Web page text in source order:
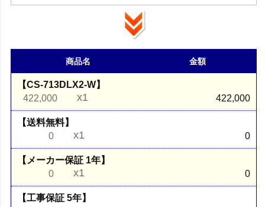
商品名 金額
【CS-713DLX2-W】
422,000
x1 422,000
【送料無料】
0
x1 0
【メーカー保証 1年】
0
x1 0
【工事保証 5年】